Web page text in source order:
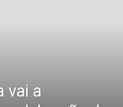
vai a